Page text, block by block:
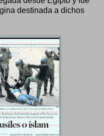
destinada a dichos